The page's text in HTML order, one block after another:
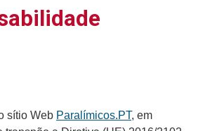
sítio Web Paralímicos.PT, em